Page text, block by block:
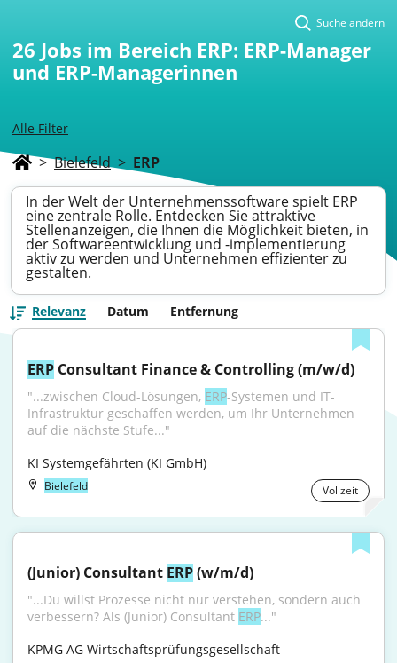
Alle Filter
Suche ändern
26 Jobs im Bereich ERP: ERP-Manager
und ERP-Managerinnen
> Bielefeld > ERP
In der Welt der Unternehmenssoftware spielt ERP
eine zentrale Rolle. Entdecken Sie attraktive
Stellenanzeigen, die Ihnen die Möglichkeit bieten, in
der Softwareentwicklung und -implementierung
aktiv zu werden und Unternehmen effizienter zu
gestalten.
Relevanz Datum Entfernung
ERP Consultant Finance & Controlling (m/w/d)
"...zwischen Cloud-Lösungen, ERP-Systemen und IT-
Infrastruktur geschaffen werden, um Ihr Unternehmen
auf die nächste Stufe..."
KI Systemgefährten (KI GmbH)
Bielefeld Vollzeit
(Junior) Consultant ERP (w/m/d)
"...Du willst Prozesse nicht nur verstehen, sondern auch
verbessern? Als (Junior) Consultant ERP..."
KPMG AG Wirtschaftsprüfungsgesellschaft